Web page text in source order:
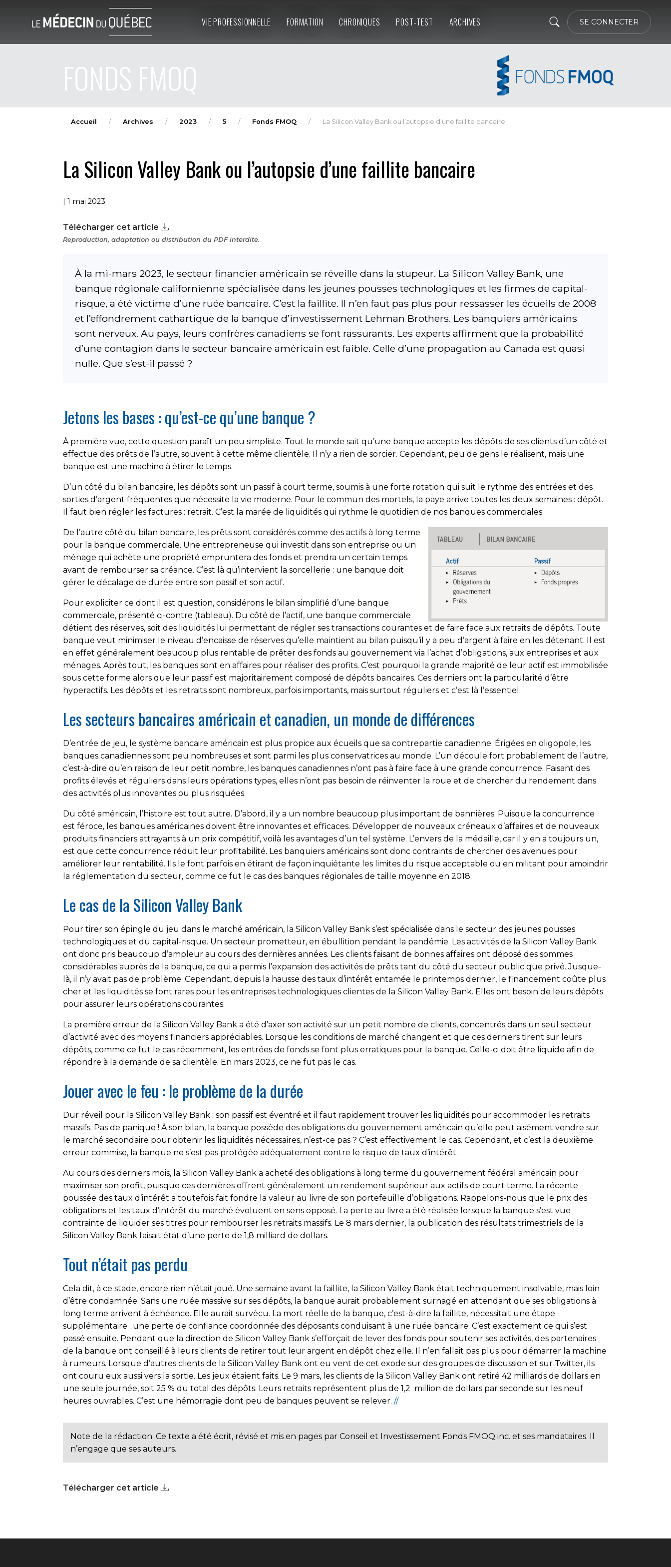
SE CONNECTER
VIE PROFESSIONNELLE FORMATION CHRONIQUES POST-TEST ARCHIVES
FONDS FMOQ
Accueil Archives 2023 5 Fonds FMOQ La Silicon Valley Bank ou l’autopsie d’une faillite bancaire
La Silicon Valley Bank ou l’autopsie d’une faillite bancaire
| 1 mai 2023
Télécharger cet article
Reproduction, adaptation ou distribution du PDF interdite.
À la mi-mars 2023, le secteur financier américain se réveille dans la stupeur. La Silicon Valley Bank, une
banque régionale californienne spécialisée dans les jeunes pousses technologiques et les firmes de capital-
risque, a été victime d’une ruée bancaire. C’est la faillite. Il n’en faut pas plus pour ressasser les écueils de 2008
et l’effondrement cathartique de la banque d’investissement Lehman Brothers. Les banquiers américains
sont nerveux. Au pays, leurs confrères canadiens se font rassurants. Les experts affirment que la probabilité
d’une contagion dans le secteur bancaire américain est faible. Celle d’une propagation au Canada est quasi
nulle. Que s’est-il passé ?
Jetons les bases : qu’est-ce qu’une banque ?
À première vue, cette question paraît un peu simpliste. Tout le monde sait qu’une banque accepte les dépôts de ses clients d’un côté et
effectue des prêts de l’autre, souvent à cette même clientèle. Il n’y a rien de sorcier. Cependant, peu de gens le réalisent, mais une
banque est une machine à étirer le temps.
D’un côté du bilan bancaire, les dépôts sont un passif à court terme, soumis à une forte rotation qui suit le rythme des entrées et des
sorties d’argent fréquentes que nécessite la vie moderne. Pour le commun des mortels, la paye arrive toutes les deux semaines : dépôt.
Il faut bien régler les factures : retrait. C’est la marée de liquidités qui rythme le quotidien de nos banques commerciales.
De l’autre côté du bilan bancaire, les prêts sont considérés comme des actifs à long terme
pour la banque commerciale. Une entrepreneuse qui investit dans son entreprise ou un
ménage qui achète une propriété empruntera des fonds et prendra un certain temps
avant de rembourser sa créance. C’est là qu’intervient la sorcellerie : une banque doit
gérer le décalage de durée entre son passif et son actif.
Pour expliciter ce dont il est question, considérons le bilan simplifié d’une banque
commerciale, présenté ci-contre (tableau). Du côté de l’actif, une banque commerciale
détient des réserves, soit des liquidités lui permettant de régler ses transactions courantes et de faire face aux retraits de dépôts. Toute
banque veut minimiser le niveau d’encaisse de réserves qu’elle maintient au bilan puisqu’il y a peu d’argent à faire en les détenant. Il est
en effet généralement beaucoup plus rentable de prêter des fonds au gouvernement via l’achat d’obligations, aux entreprises et aux
ménages. Après tout, les banques sont en affaires pour réaliser des profits. C’est pourquoi la grande majorité de leur actif est immobilisée
sous cette forme alors que leur passif est majoritairement composé de dépôts bancaires. Ces derniers ont la particularité d’être
hyperactifs. Les dépôts et les retraits sont nombreux, parfois importants, mais surtout réguliers et c’est là l’essentiel.
Les secteurs bancaires américain et canadien, un monde de différences
D’entrée de jeu, le système bancaire américain est plus propice aux écueils que sa contrepartie canadienne. Érigées en oligopole, les
banques canadiennes sont peu nombreuses et sont parmi les plus conservatrices au monde. L’un découle fort probablement de l’autre,
c’est-à-dire qu’en raison de leur petit nombre, les banques canadiennes n’ont pas à faire face à une grande concurrence. Faisant des
profits élevés et réguliers dans leurs opérations types, elles n’ont pas besoin de réinventer la roue et de chercher du rendement dans
des activités plus innovantes ou plus risquées.
Du côté américain, l’histoire est tout autre. D’abord, il y a un nombre beaucoup plus important de bannières. Puisque la concurrence
est féroce, les banques américaines doivent être innovantes et efficaces. Développer de nouveaux créneaux d’affaires et de nouveaux
produits financiers attrayants à un prix compétitif, voilà les avantages d’un tel système. L’envers de la médaille, car il y en a toujours un,
est que cette concurrence réduit leur profitabilité. Les banquiers américains sont donc contraints de chercher des avenues pour
améliorer leur rentabilité. Ils le font parfois en étirant de façon inquiétante les limites du risque acceptable ou en militant pour amoindrir
la réglementation du secteur, comme ce fut le cas des banques régionales de taille moyenne en 2018.
Le cas de la Silicon Valley Bank
Pour tirer son épingle du jeu dans le marché américain, la Silicon Valley Bank s’est spécialisée dans le secteur des jeunes pousses
technologiques et du capital-risque. Un secteur prometteur, en ébullition pendant la pandémie. Les activités de la Silicon Valley Bank
ont donc pris beaucoup d’ampleur au cours des dernières années. Les clients faisant de bonnes affaires ont déposé des sommes
considérables auprès de la banque, ce qui a permis l’expansion des activités de prêts tant du côté du secteur public que privé. Jusque-
là, il n’y avait pas de problème. Cependant, depuis la hausse des taux d’intérêt entamée le printemps dernier, le financement coûte plus
cher et les liquidités se font rares pour les entreprises technologiques clientes de la Silicon Valley Bank. Elles ont besoin de leurs dépôts
pour assurer leurs opérations courantes.
La première erreur de la Silicon Valley Bank a été d’axer son activité sur un petit nombre de clients, concentrés dans un seul secteur
d’activité avec des moyens financiers appréciables. Lorsque les conditions de marché changent et que ces derniers tirent sur leurs
dépôts, comme ce fut le cas récemment, les entrées de fonds se font plus erratiques pour la banque. Celle-ci doit être liquide afin de
répondre à la demande de sa clientèle. En mars 2023, ce ne fut pas le cas.
Jouer avec le feu : le problème de la durée
Dur réveil pour la Silicon Valley Bank : son passif est éventré et il faut rapidement trouver les liquidités pour accommoder les retraits
massifs. Pas de panique ! À son bilan, la banque possède des obligations du gouvernement américain qu’elle peut aisément vendre sur
le marché secondaire pour obtenir les liquidités nécessaires, n’est-ce pas ? C’est effectivement le cas. Cependant, et c’est la deuxième
erreur commise, la banque ne s’est pas protégée adéquatement contre le risque de taux d’intérêt.
Au cours des derniers mois, la Silicon Valley Bank a acheté des obligations à long terme du gouvernement fédéral américain pour
maximiser son profit, puisque ces dernières offrent généralement un rendement supérieur aux actifs de court terme. La récente
poussée des taux d’intérêt a toutefois fait fondre la valeur au livre de son portefeuille d’obligations. Rappelons-nous que le prix des
obligations et les taux d’intérêt du marché évoluent en sens opposé. La perte au livre a été réalisée lorsque la banque s’est vue
contrainte de liquider ses titres pour rembourser les retraits massifs. Le 8 mars dernier, la publication des résultats trimestriels de la
Silicon Valley Bank faisait état d’une perte de 1,8 milliard de dollars.
Tout n’était pas perdu
Cela dit, à ce stade, encore rien n’était joué. Une semaine avant la faillite, la Silicon Valley Bank était techniquement insolvable, mais loin
d’être condamnée. Sans une ruée massive sur ses dépôts, la banque aurait probablement surnagé en attendant que ses obligations à
long terme arrivent à échéance. Elle aurait survécu. La mort réelle de la banque, c’est-à-dire la faillite, nécessitait une étape
supplémentaire : une perte de confiance coordonnée des déposants conduisant à une ruée bancaire. C’est exactement ce qui s’est
passé ensuite. Pendant que la direction de Silicon Valley Bank s’efforçait de lever des fonds pour soutenir ses activités, des partenaires
de la banque ont conseillé à leurs clients de retirer tout leur argent en dépôt chez elle. Il n’en fallait pas plus pour démarrer la machine
à rumeurs. Lorsque d’autres clients de la Silicon Valley Bank ont eu vent de cet exode sur des groupes de discussion et sur Twitter, ils
ont couru eux aussi vers la sortie. Les jeux étaient faits. Le 9 mars, les clients de la Silicon Valley Bank ont retiré 42 milliards de dollars en
une seule journée, soit 25 % du total des dépôts. Leurs retraits représentent plus de 1,2 million de dollars par seconde sur les neuf
heures ouvrables. C’est une hémorragie dont peu de banques peuvent se relever. //
Note de la rédaction. Ce texte a été écrit, révisé et mis en pages par Conseil et Investissement Fonds FMOQ inc. et ses mandataires. Il
n’engage que ses auteurs.
Télécharger cet article